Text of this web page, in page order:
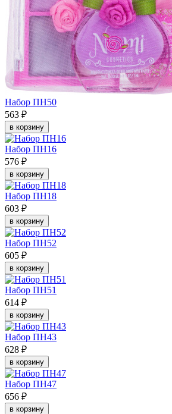
Набор ПН50
563 ₽
в корзину
Набор ПН16
576 ₽
в корзину
Набор ПН18
603 ₽
в корзину
Набор ПН52
605 ₽
в корзину
Набор ПН51
614 ₽
в корзину
Набор ПН43
628 ₽
в корзину
Набор ПН47
656 ₽
в корзину